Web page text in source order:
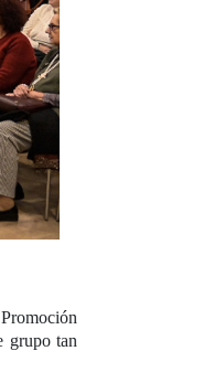
grupo tan